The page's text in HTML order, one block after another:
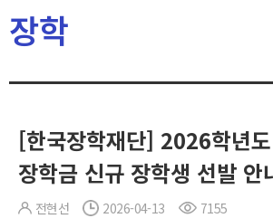
장학
[한국장학재단] 2026학년
장학금 신규 장학생 선발 안
전현선 2026-04-13 7155